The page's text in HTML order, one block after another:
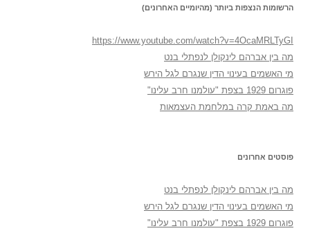
הרשומות הנצפות ביותר (מהיומיים האחרונים)
https://www.youtube.com/watch?v=4OcaMRLTyGI
מה בין אברהם לינקולן לנפתלי בנט
מי האשמים בעינוי הדין שנגרם לגל הירש
פוגרום 1929 בצפת "עולמנו חרב עלינו"
מה באמת קרה במלחמת העצמאות
פוסטים אחרונים
מה בין אברהם לינקולן לנפתלי בנט
מי האשמים בעינוי הדין שנגרם לגל הירש
פוגרום 1929 בצפת "עולמנו חרב עלינו"